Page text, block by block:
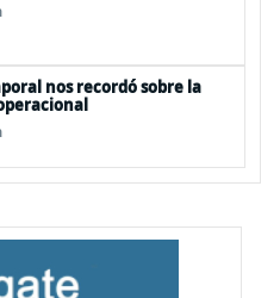
nos recordó sobre la